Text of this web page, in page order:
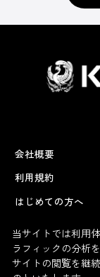
会社概要
利用規約
はじめての方へ
当サイトでは利用
ラフィックの分析
サイトの閲覧を継